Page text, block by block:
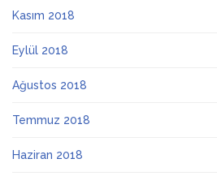
Kasım 2018
Eylül 2018
Ağustos 2018
Temmuz 2018
Haziran 2018